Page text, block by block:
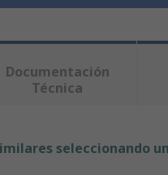
Documentación
Técnica
seleccionando